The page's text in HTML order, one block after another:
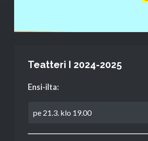
Teatteri I 2024-2025
Ensi-ilta:
pe 21.3. klo 19.00